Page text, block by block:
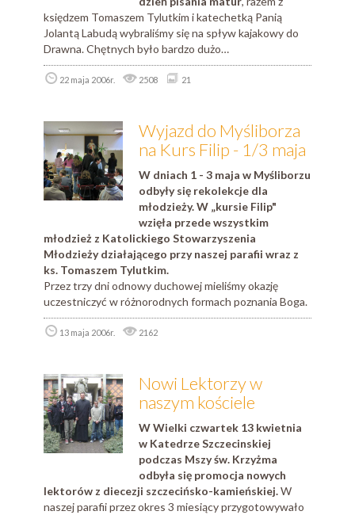
księdzem Tomaszem Tylutkim i katechetką Panią
Jolantą Labudą wybraliśmy się na spływ kajakowy do
Drawna. Chętnych było bardzo dużo…
22 maja 2006r. 2508 21
Wyjazd do Myśliborza
na Kurs Filip - 1/3 maja
W dniach 1 - 3 maja w Myśliborzu
odbyły się rekolekcje dla
młodzieży. W „kursie Filip"
wzięła przede wszystkim
młodzież z Katolickiego Stowarzyszenia
Młodzieży działającego przy naszej parafii wraz z
ks. Tomaszem Tylutkim.
Przez trzy dni odnowy duchowej mieliśmy okazję
uczestniczyć w różnorodnych formach poznania Boga.
13 maja 2006r. 2162
Nowi Lektorzy w
naszym kościele
W Wielki czwartek 13 kwietnia
w Katedrze Szczecinskiej
podczas Mszy św. Krzyżma
odbyła się promocja nowych
lektorów z diecezji szczecińsko-kamieńskiej.W
naszej parafii przez okres 3 miesiący przygotowywało